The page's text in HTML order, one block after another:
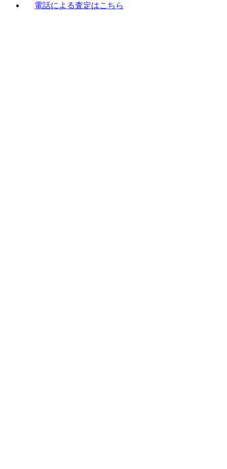
電話による査定はこちら